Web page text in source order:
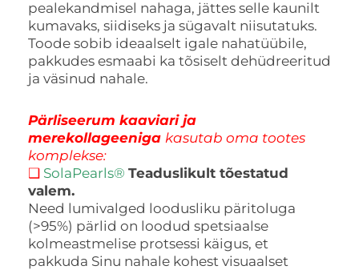
pealekandmisel nahaga, jättes selle kaunilt
kumavaks, siidiseks ja sügavalt niisutatuks.
Toode sobib ideaalselt igale nahatüübile,
pakkudes esmaabi ka tõsiselt dehüdreeritud
ja väsinud nahale.
Pärliseerum kaaviari ja
merekollageeniga kasutab oma tootes
komplekse:
❑ SolaPearls® Teaduslikult tõestatud
valem.
Need lumivalged loodusliku päritoluga
(>95%) pärlid on loodud spetsiaalse
kolmeastmelise protsessi käigus, et
pakkuda Sinu nahale kohest visuaalset